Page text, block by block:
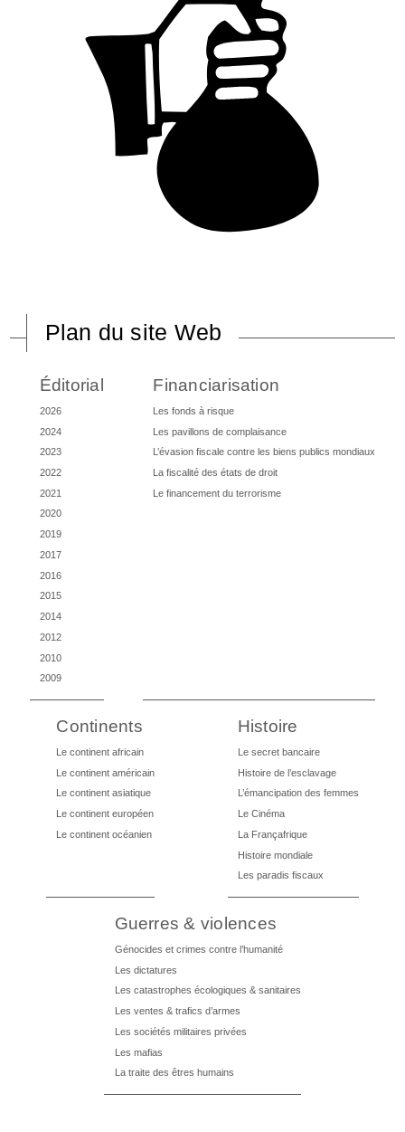
Plan du site Web
Éditorial
2026
2024
2023
2022
2021
2020
2019
2017
2016
2015
2014
2012
2010
2009
Financiarisation
Les fonds à risque
Les pavillons de complaisance
L’évasion fiscale contre les biens publics mondiaux
La fiscalité des états de droit
Le financement du terrorisme
Continents
Le continent africain
Le continent américain
Le continent asiatique
Le continent européen
Le continent océanien
Histoire
Le secret bancaire
Histoire de l’esclavage
L’émancipation des femmes
Le Cinéma
La Françafrique
Histoire mondiale
Les paradis fiscaux
Guerres & violences
Génocides et crimes contre l’humanité
Les dictatures
Les catastrophes écologiques & sanitaires
Les ventes & trafics d’armes
Les sociétés militaires privées
Les mafias
La traite des êtres humains